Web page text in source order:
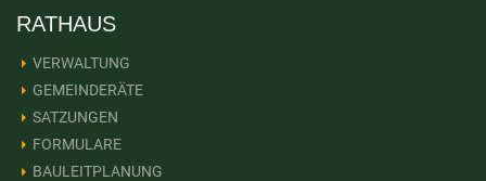
RATHAUS
VERWALTUNG
GEMEINDERÄTE
SATZUNGEN
FORMULARE
BAULEITPLANUNG